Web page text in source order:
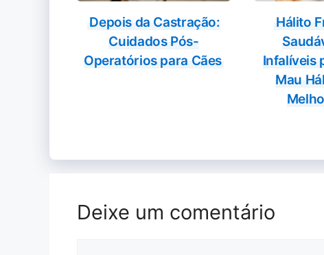
Depois da Castração:
Cuidados Pós-
Operatórios para Cães
Hálito
Infalíveis
Mau
Deixe um comentário